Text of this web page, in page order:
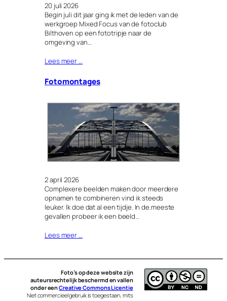
20 juli 2026
Begin juli dit jaar ging ik met de leden van de
werkgroep Mixed Focus van de fotoclub
Bilthoven op een fototripje naar de
omgeving van…
Lees meer …
Fotomontages
2 april 2026
Complexere beelden maken door meerdere
opnamen te combineren vind ik steeds
leuker. Ik doe dat al een tijdje. In de.meeste
gevallen probeer ik een beeld…
Lees meer …
Foto’s op deze website zijn
auteursrechtelijk beschermd en vallen
onder eenCreative Commons Licentie
Niet commercieel gebruik is toegestaan, mits